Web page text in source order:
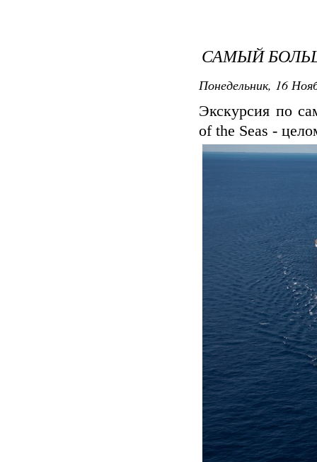
САМЫЙ
Понедельник, 16
Экскурсия по
of the Seas -